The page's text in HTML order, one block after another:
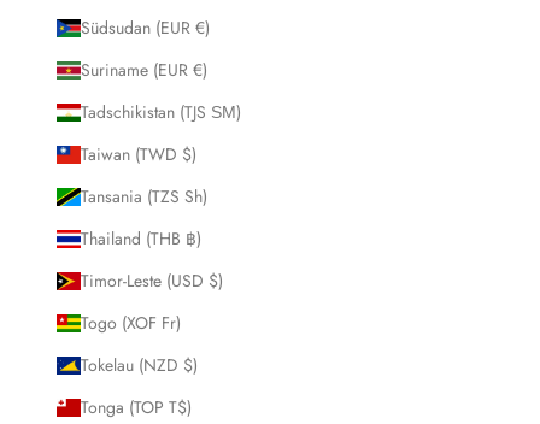
Südsudan (EUR €)
Suriname (EUR €)
Tadschikistan (TJS ЅМ)
Taiwan (TWD $)
Tansania (TZS Sh)
Thailand (THB ฿)
Timor-Leste (USD $)
Togo (XOF Fr)
Tokelau (NZD $)
Tonga (TOP T$)